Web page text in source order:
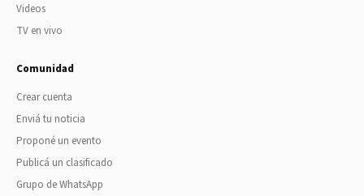
Videos
TV en vivo
Comunidad
Crear cuenta
Enviá tu noticia
Proponé un evento
Publicá un clasificado
Grupo de WhatsApp